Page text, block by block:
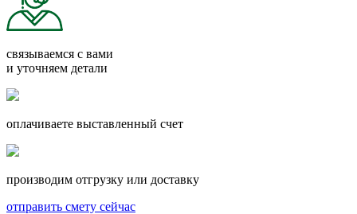
связываемся с вами
и уточняем детали
оплачиваете выставленный счет
производим отгрузку или доставку
отправить смету сейчас